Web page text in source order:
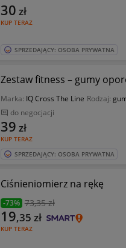
KUP TERAZ
30 zł
SPRZEDAJĄCY: OSOBA PRYWATNA
Zestaw fitness – gumy
Marka: IQ Cross The Line Rodzaj:
do negocjacji
KUP TERAZ
39 zł
SPRZEDAJĄCY: OSOBA PRYWATNA
Ciśnieniomierz na rękę
-73% 73,35 zł
KUP TERAZ
19,35 zł